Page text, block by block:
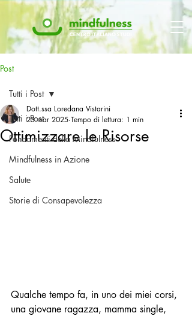
Post
Tutti i Post
Fondamenti della Mindfulness
Mindfulness in Azione
Salute
Storie di Consapevolezza
Tutti i Post
Ottimizzare le Risorse
Dott.ssa Loredana Vistarini
23 mar 2025 Tempo di lettura: 1 min
Qualche tempo fa, in uno dei miei corsi,
una giovane ragazza, mamma single,